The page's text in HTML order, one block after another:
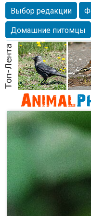
Выбор редакции
Домашние питомцы
Собаки
Морда
Собачка
Насекомое
Коты